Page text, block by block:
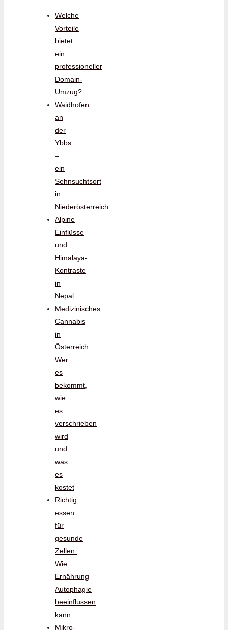
Welche
Vorteile
bietet
ein
professioneller
Domain-
Umzug?
Waidhofen
an
der
Ybbs
–
ein
Sehnsuchtsort
in
Niederösterreich
Alpine
Einflüsse
und
Himalaya-
Kontraste
in
Nepal
Medizinisches
Cannabis
in
Österreich:
Wer
es
bekommt,
wie
es
verschrieben
wird
und
was
es
kostet
Richtig
essen
für
gesunde
Zellen:
Wie
Ernährung
Autophagie
beeinflussen
kann
Mikro-